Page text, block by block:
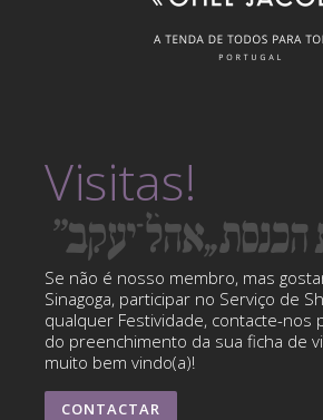
Visitas!
Se não é nosso membro, mas
Sinagoga, participar no Serviço de
qualquer Festividade, contacte-nos
do preenchimento da sua ficha de
muito bem vindo(a)!
CONTACTAR